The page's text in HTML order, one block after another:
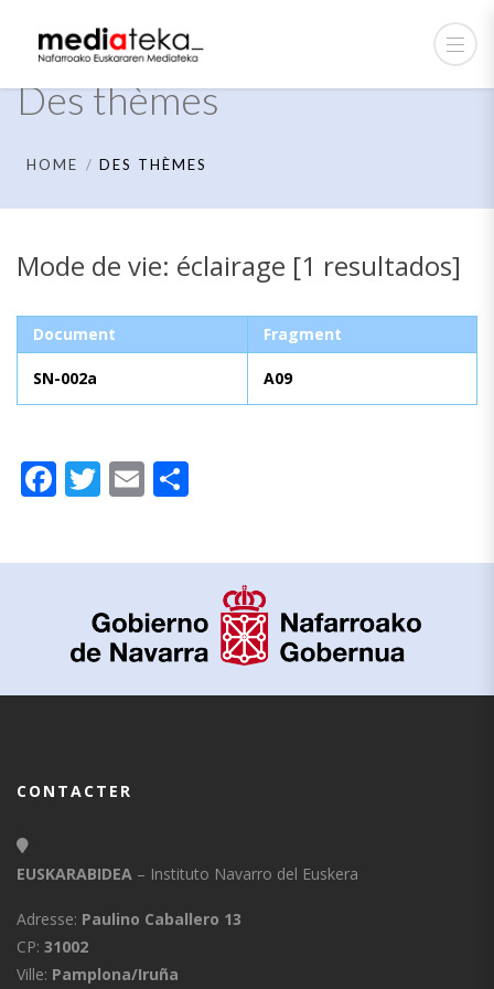
Des thèmes
HOME DES THÈMES
Mode de vie: éclairage [1 resultados]
Document Fragment
SN-002a A09
Facebook
Twitter
Email
CONTACTER
EUSKARABIDEA – Instituto Navarro del Euskera
Adresse: Paulino Caballero 13
CP: 31002
Ville: Pamplona/Iruña